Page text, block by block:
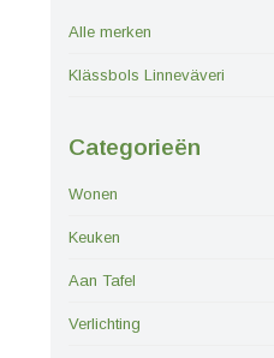
Alle merken
Klässbols Linneväveri
Categorieën
Wonen
Keuken
Aan Tafel
Verlichting